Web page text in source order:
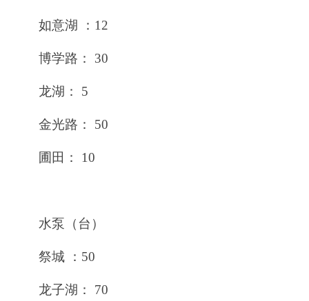
如意湖 ：12
博学路： 30
龙湖： 5
金光路： 50
圃田： 10
水泵（台）
祭城 ：50
龙子湖： 70